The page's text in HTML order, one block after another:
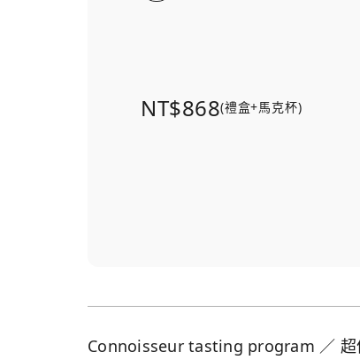
NT$868(禮盒+馬克杯)
Connoisseur tasting program ／ 超